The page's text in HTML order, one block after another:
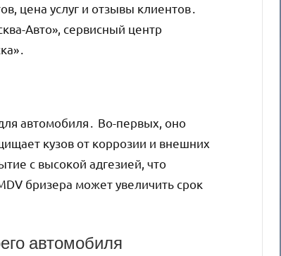
цена услуг и отзывы клиентов․
Авто», сервисный центр
автомобиля․ Во-первых, оно
кузов от коррозии и внешних
с высокой адгезией, что
бризера может увеличить срок
автомобиля